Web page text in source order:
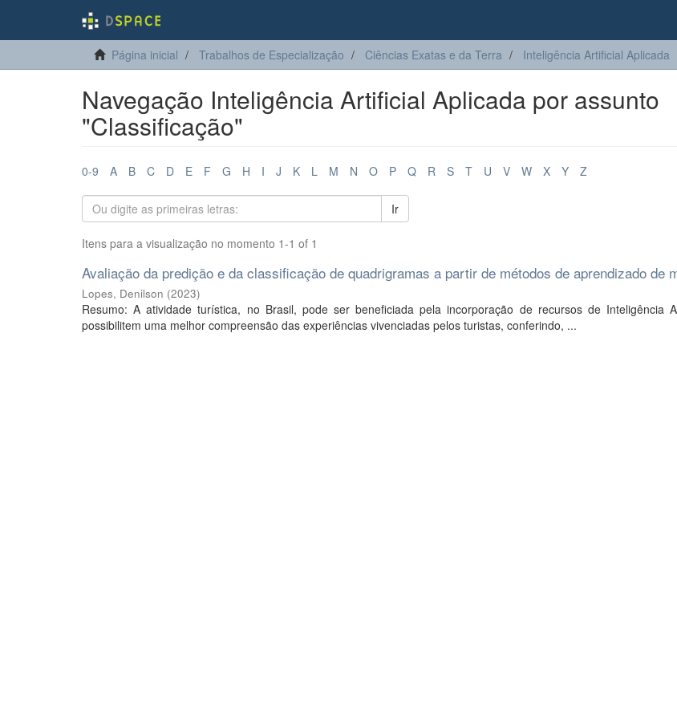
Página inicial Trabalhos de Especialização Ciências Exatas e da Terra Inteligência Artificial Aplicada
Navegação Inteligência Artificial Aplicada por assunto
"Classificação"
0-9 A B C D E F G H I J K L M N O P Q R S T U V W X Y Z
Ir
Itens para a visualização no momento 1-1 of 1
Avaliação da predição e da classificação de quadrigramas a partir de métodos de aprendizado de
Lopes, Denilson (2023)
Resumo: A atividade turística, no Brasil, pode ser beneficiada pela incorporação de recursos de Inteligência
possibilitem uma melhor compreensão das experiências vivenciadas pelos turistas, conferindo, ...